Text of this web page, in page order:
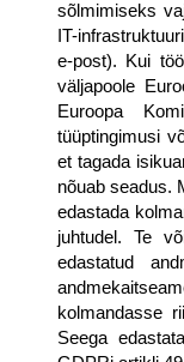
sõlmimiseks
IT-
e-post). Kui
väljapoole
Euroopa
tüüptingimusi
et tagada
nõuab seadus.
edastada
juhtudel. Te
edastatud
kolmandasse
Seega